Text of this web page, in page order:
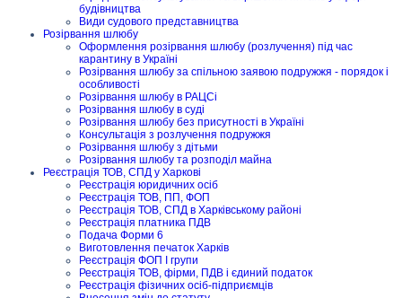
будівництва
Види судового представництва
Розірвання шлюбу
Оформлення розірвання шлюбу (розлучення) під час
карантину в Україні
Розірвання шлюбу за спільною заявою подружжя - порядок і
особливості
Розірвання шлюбу в РАЦСі
Розірвання шлюбу в суді
Розірвання шлюбу без присутності в Україні
Консультація з розлучення подружжя
Розірвання шлюбу з дітьми
Розірвання шлюбу та розподіл майна
Реєстрація ТОВ, СПД у Харкові
Реєстрація юридичних осіб
Реєстрація ТОВ, ПП, ФОП
Реєстрація ТОВ, СПД в Харківському районі
Реєстрація платника ПДВ
Подача Форми 6
Виготовлення печаток Харків
Реєстрація ФОП I групи
Реєстрація ТОВ, фірми, ПДВ і єдиний податок
Реєстрація фізичних осіб-підприємців